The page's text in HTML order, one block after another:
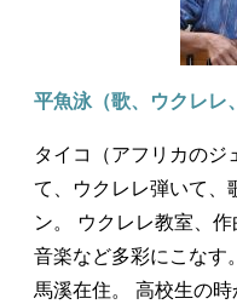
平魚泳（歌、ウクレレ
タイコ（アフリカのジ
て、ウクレレ弾いて、
ン。 ウクレレ教室、
音楽など多彩にこなす
馬溪在住。 高校生の